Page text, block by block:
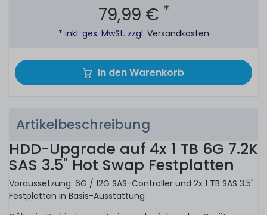
79,99 € *
* inkl. ges. MwSt. zzgl. Versandkosten
In den Warenkorb
Artikelbeschreibung
HDD-Upgrade auf 4x 1 TB 6G 7.2K
SAS 3.5" Hot Swap Festplatten
Voraussetzung: 6G / 12G SAS-Controller und 2x 1 TB SAS 3.5"
Festplatten in Basis-Ausstattung